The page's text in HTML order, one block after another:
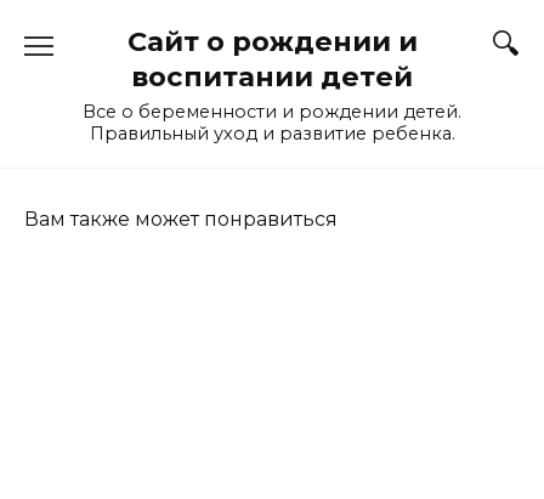
Сайт о рождении и
воспитании детей
Все о беременности и рождении детей.
Правильный уход и развитие ребенка.
Вам также может понравиться